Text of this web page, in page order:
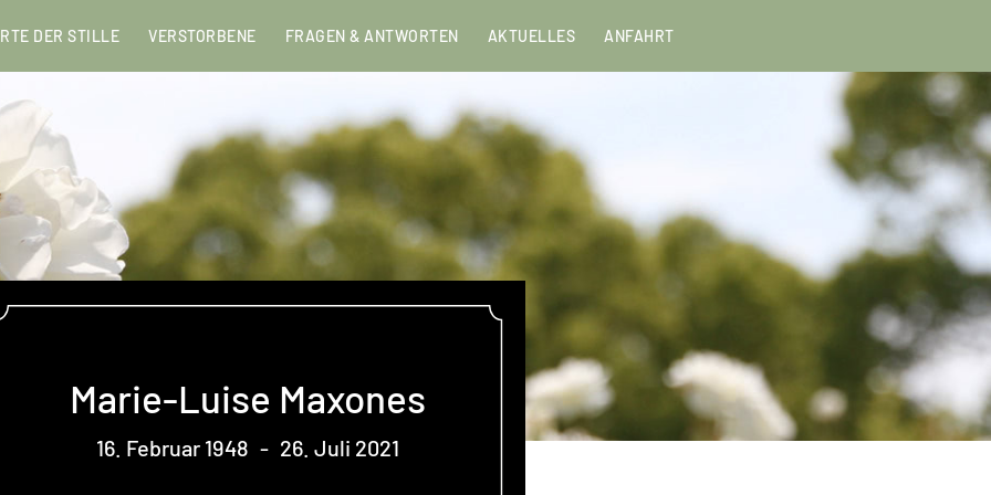
DER STILLE VERSTORBENE FRAGEN & ANTWORTEN AKTUELLES ANFAHRT
Marie-Luise Maxones
16. Februar 1948 - 26. Juli 2021